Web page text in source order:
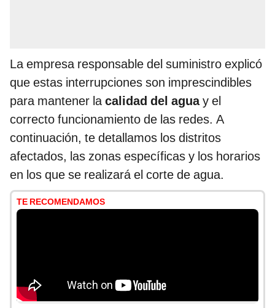
La empresa responsable del suministro explicó
que estas interrupciones son imprescindibles
para mantener lacalidad del aguay el
correcto funcionamiento de las redes. A
continuación, te detallamos los distritos
afectados, las zonas específicas y los horarios
en los que se realizará el corte de agua.
TE RECOMENDAMOS